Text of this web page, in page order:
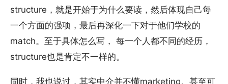
structure，就是开始于为什么要读，然后体现自己每
一个方面的强项，最后再深化一下对于他们学校的
match。至于具体怎么写， 每一个人都不同的经历，
structure也是肯定不一样的。
同时，我也说过，其实中介并不懂marketing。甚至可